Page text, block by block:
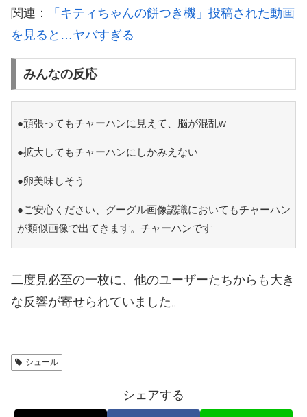
関連：
「キティちゃんの餅つき機」投稿された動画
を見ると…ヤバすぎる
みんなの反応
●頑張ってもチャーハンに見えて、脳が混乱w
●拡大してもチャーハンにしかみえない
●卵美味しそう
●ご安心ください、グーグル画像認識においてもチャーハン
が類似画像で出てきます。チャーハンです
二度見必至の一枚に、他のユーザーたちからも大き
な反響が寄せられていました。
シュール
シェアする